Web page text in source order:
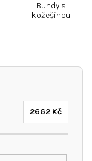
Bundy s
kožešinou
2662 Kč